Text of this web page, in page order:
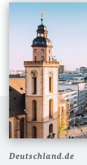
Deutschland.de